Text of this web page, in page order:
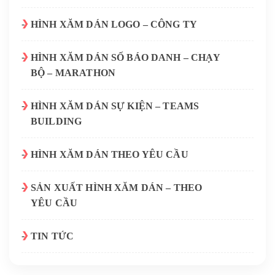
HÌNH XĂM DÁN LOGO – CÔNG TY
HÌNH XĂM DÁN SỐ BÁO DANH – CHẠY
BỘ – MARATHON
HÌNH XĂM DÁN SỰ KIỆN – TEAMS
BUILDING
HÌNH XĂM DÁN THEO YÊU CẦU
SẢN XUẤT HÌNH XĂM DÁN – THEO
YÊU CẦU
TIN TỨC